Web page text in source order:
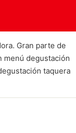
Gran parte de
menú degustación
taquera